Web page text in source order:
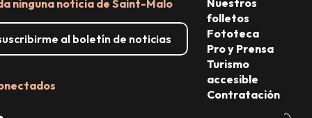
ninguna noticia de Saint-Malo
al boletín de noticias
folletos
Fototeca
Pro y Prensa
Turismo
accesible
Contratación